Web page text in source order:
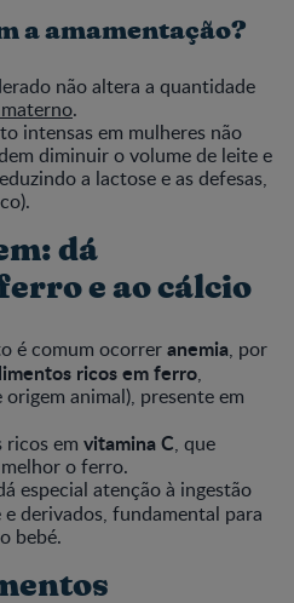
a amamentação?
não altera a quantidade
.
intensas em mulheres não
diminuir o volume de leite e
a lactose e as defesas,
dá
e ao cálcio
é comum ocorreranemia, por
ricos em ferro,
animal), presente em
ricos em vitamina C, que
o ferro.
especial atenção à ingestão
derivados, fundamental para
bebé.